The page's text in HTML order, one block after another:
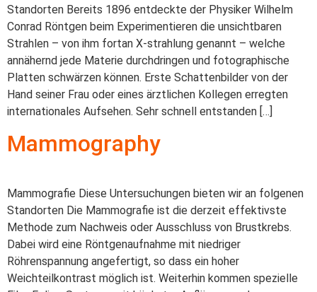
Standorten Bereits 1896 entdeckte der Physiker Wilhelm
Conrad Röntgen beim Experimentieren die unsichtbaren
Strahlen – von ihm fortan X-strahlung genannt – welche
annähernd jede Materie durchdringen und fotographische
Platten schwärzen können. Erste Schattenbilder von der
Hand seiner Frau oder eines ärztlichen Kollegen erregten
internationales Aufsehen. Sehr schnell entstanden […]
Mammography
Mammografie Diese Untersuchungen bieten wir an folgenen
Standorten Die Mammografie ist die derzeit effektivste
Methode zum Nachweis oder Ausschluss von Brustkrebs.
Dabei wird eine Röntgenaufnahme mit niedriger
Röhrenspannung angefertigt, so dass ein hoher
Weichteilkontrast möglich ist. Weiterhin kommen spezielle